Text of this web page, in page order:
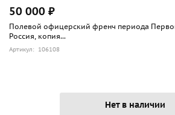
50 000 ₽
Полевой офицерский френч периода
Россия, копия...
Артикул: 106108
Нет в наличии